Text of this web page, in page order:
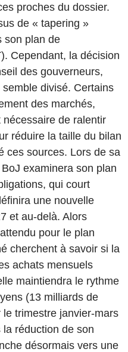
proches du dossier.
de « tapering »
son plan de
Cependant, la décision
des gouverneurs,
divisé. Certains
des marchés,
de ralentir
réduire la taille du bilan
ces sources. Lors de sa
examinera son plan
qui court
une nouvelle
et au-delà. Alors
pour le plan
cherchent à savoir si la
achats mensuels
maintiendra le rythme
(13 milliards de
trimestre janvier-mars
réduction de son
désormais vers une